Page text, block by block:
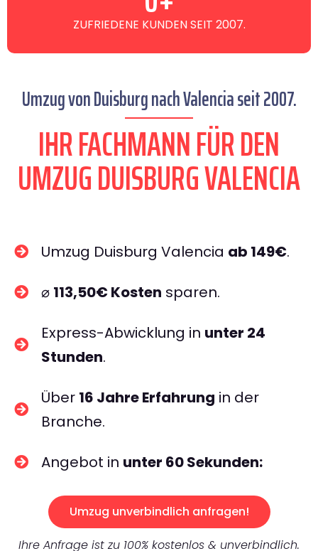
ZUFRIEDENE KUNDEN SEIT 2007.
Umzug von Duisburg nach Valencia seit 2007.
IHR FACHMANN FÜR DEN
UMZUG DUISBURG VALENCIA
Umzug Duisburg Valencia ab 149€.
⌀ 113,50€ Kosten sparen.
Express-Abwicklung in unter 24
Stunden.
Über 16 Jahre Erfahrung in der
Branche.
Angebot in unter 60 Sekunden:
Umzug unverbindlich anfragen!
Ihre Anfrage ist zu 100% kostenlos & unverbindlich.